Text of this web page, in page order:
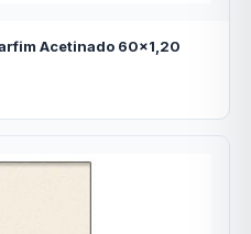
Acetinado 60x1,20